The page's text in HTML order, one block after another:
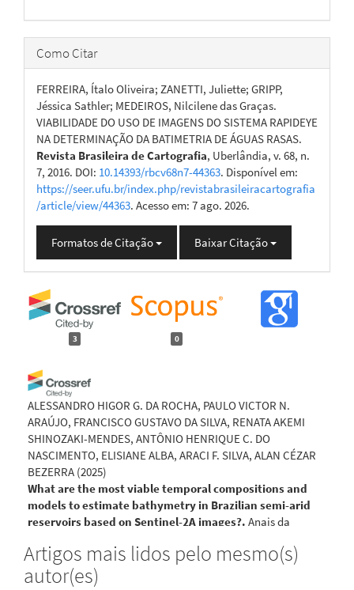
Como Citar
FERREIRA, Ítalo Oliveira; ZANETTI, Juliette; GRIPP,
Jéssica Sathler; MEDEIROS, Nilcilene das Graças.
VIABILIDADE DO USO DE IMAGENS DO SISTEMA RAPIDEYE
NA DETERMINAÇÃO DA BATIMETRIA DE ÁGUAS RASAS.
Revista Brasileira de Cartografia, Uberlândia, v. 68, n.
7, 2016. DOI: 10.14393/rbcv68n7-44363. Disponível em:
https://seer.ufu.br/index.php/revistabrasileiracartografia
/article/view/44363. Acesso em: 7 ago. 2026.
Formatos de Citação Baixar Citação
3 0
ALESSANDRO HIGOR G. DA ROCHA, PAULO VICTOR N.
ARAÚJO, FRANCISCO GUSTAVO DA SILVA, RENATA AKEMI
SHINOZAKI-MENDES, ANTÔNIO HENRIQUE C. DO
NASCIMENTO, ELISIANE ALBA, ARACI F. SILVA, ALAN CÉZAR
BEZERRA (2025)
What are the most viable temporal compositions and
models to estimate bathymetry in Brazilian semi-arid
reservoirs based on Sentinel-2A images?. Anais da
10.1590/0001-3765202520240041
Artigos mais lidos pelo mesmo(s)
autor(es)